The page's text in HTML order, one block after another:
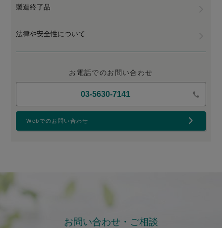
製造終了品
法律や安全性について
お電話でのお問い合わせ
03-5630-7141
Webでのお問い合わせ
お問い合わせ・ご相談